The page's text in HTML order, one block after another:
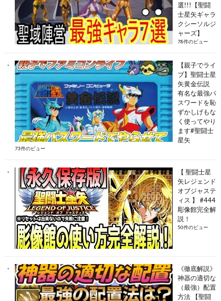
選!!!【聖闘
士星矢ギャラ
クシーソルジ
ャーズ】
78件のビュー
【親子でライ
ブ】聖闘士星
矢黄金伝説
有名な最強パ
スワードを恥
ずかしげもな
く使ってやり
ます#聖闘士
星矢
73件のビュー
【 聖闘士星
矢レジェンド
オブジャステ
ィス 】 #444
彫像館完全解
説！
50件のビュー
《徹底解説》
神器の適切な
（最強）配置
方法 【聖闘